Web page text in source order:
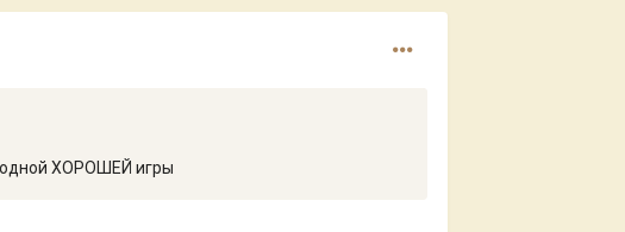
одной ХОРОШЕЙ игры